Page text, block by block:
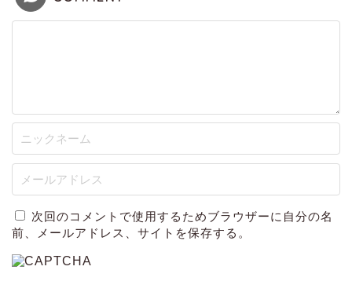
次回のコメントで使用するためブラウザーに自分の名
前、メールアドレス、サイトを保存する。